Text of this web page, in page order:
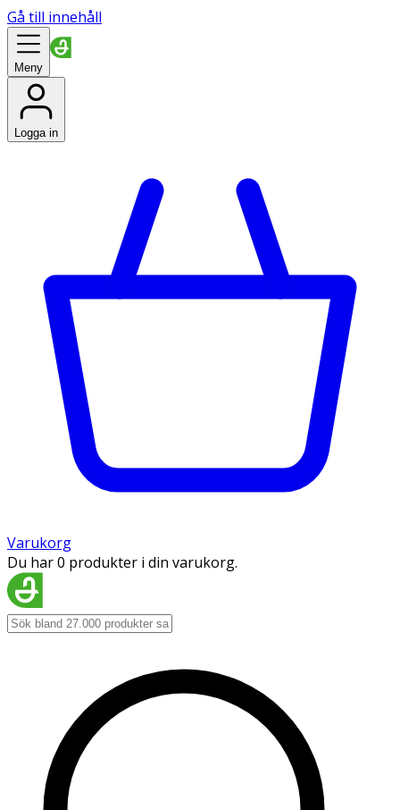
Gå till innehåll
Meny
Logga in
Varukorg
Du har 0 produkter i din varukorg.